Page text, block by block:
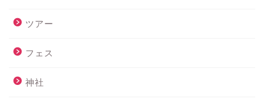
ツアー
フェス
神社